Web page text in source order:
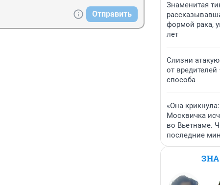
Отправить
Знаменитая
формой рака,
лет
Слизни
от
способа
«Она
Москвичка
во Вьетнаме.
последние